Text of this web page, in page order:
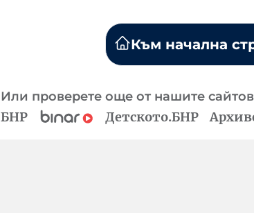
Към начална
Или проверете още от нашите
БНР Детското.БНР